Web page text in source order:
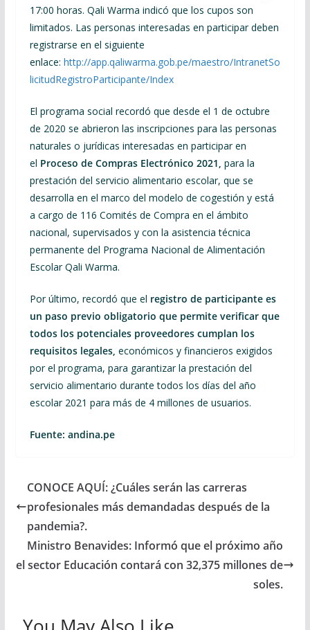
17:00 horas. Qali Warma indicó que los cupos son
limitados. Las personas interesadas en participar deben
registrarse en el siguiente
enlace: http://app.qaliwarma.gob.pe/maestro/IntranetSo
licitudRegistroParticipante/Index
El programa social recordó que desde el 1 de octubre
de 2020 se abrieron las inscripciones para las personas
naturales o jurídicas interesadas en participar en
el Proceso de Compras Electrónico 2021, para la
prestación del servicio alimentario escolar, que se
desarrolla en el marco del modelo de cogestión y está
a cargo de 116 Comités de Compra en el ámbito
nacional, supervisados y con la asistencia técnica
permanente del Programa Nacional de Alimentación
Escolar Qali Warma.
Por último, recordó que el registro de participante es
un paso previo obligatorio que permite verificar que
todos los potenciales proveedores cumplan los
requisitos legales, económicos y financieros exigidos
por el programa, para garantizar la prestación del
servicio alimentario durante todos los días del año
escolar 2021 para más de 4 millones de usuarios.
Fuente: andina.pe
CONOCE AQUÍ: ¿Cuáles serán las carreras
profesionales más demandadas después de la
pandemia?.
Ministro Benavides: Informó que el próximo año
el sector Educación contará con 32,375 millones de
soles.